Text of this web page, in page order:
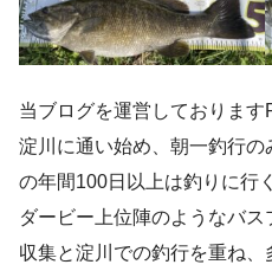
当ブログを運営しておりま
淀川に通い始め、朝一釣行
の年間100日以上は釣りに行
ダービー上位陣のようなバ
収集と淀川での釣行を重ね